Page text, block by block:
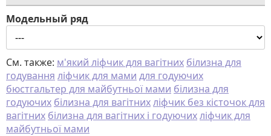
Модельный ряд
См. также: м'який ліфчик для вагітних білизна для
годування ліфчик для мами для годуючих
бюстгальтер для майбутньої мами білизна для
годуючих білизна для вагітнихліфчик без кісточок для
вагітних білизна для вагітних і годуючихліфчик для
майбутньої мами